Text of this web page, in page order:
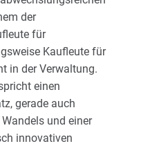
der
für
Kaufleute für
in der Verwaltung.
einen
gerade auch
und einer
innovativen